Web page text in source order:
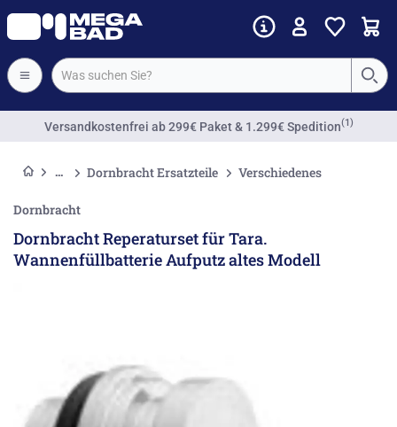
Versandkostenfrei ab 299€ Paket & 1.299€ Spedition(1)
Dornbracht Ersatzteile Verschiedenes
Dornbracht
Dornbracht Reperaturset für Tara.
Wannenfüllbatterie Aufputz altes Modell